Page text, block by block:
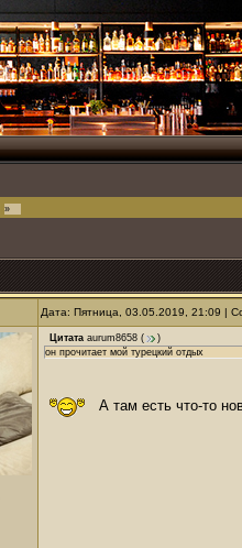
»
Дата: Пятница, 03.05.2019, 21:09 |
Цитата aurum8658 (
)
он прочитает мой турецкий отдых
А там есть что-то